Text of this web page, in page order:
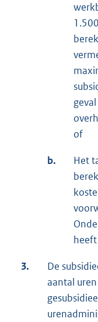
of
b.
Het
3.
De
aantal